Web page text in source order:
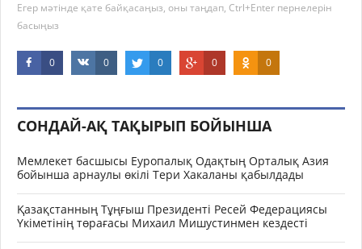
Егер мәтінде қате байқасаңыз, оны таңдап, Ctrl+Enter пернелерін
басыңыз
0 0 0 0 0
СОНДАЙ-АҚ ТАҚЫРЫП БОЙЫНША
Мемлекет басшысы Еуропалық Одақтың Орталық Азия
бойынша арнаулы өкілі Тери Хакаланы қабылдады
Қазақстанның Тұңғыш Президенті Ресей Федерациясы
Үкіметінің төрағасы Михаил Мишустинмен кездесті